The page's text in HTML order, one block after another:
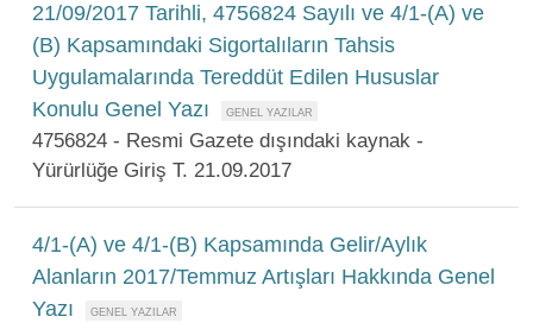
21/09/2017 Tarihli, 4756824 Sayılı ve 4/1-(A) ve
(B) Kapsamındaki Sigortalıların Tahsis
Uygulamalarında Tereddüt Edilen Hususlar
Konulu Genel Yazı
4756824 - Resmi Gazete dışındaki kaynak -
Yürürlüğe Giriş T. 21.09.2017
4/1-(A) ve 4/1-(B) Kapsamında Gelir/Aylık
Alanların 2017/Temmuz Artışları Hakkında Genel
Yazı